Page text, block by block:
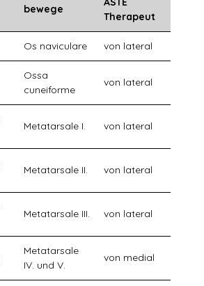
bewege
Therapeut
Os naviculare von lateral
Ossa
cuneiforme
von lateral
Metatarsale I. von lateral
Metatarsale II. von lateral
Metatarsale III. von lateral
Metatarsale
IV. und V.
von medial